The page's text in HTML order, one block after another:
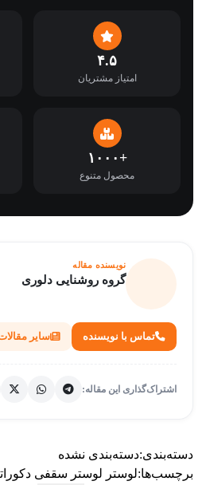
۴.۵
امتیاز مشتریان
+۱۰۰۰
محصول متنوع
نویسنده مقاله
گروه روشنایی دلوری
تماس با نویسنده سایر
اشتراک‌گذاری این مقاله:
دسته‌بندی:دسته‌بندی نشده
برچسب‌ها:لوستر لوستر سقفی